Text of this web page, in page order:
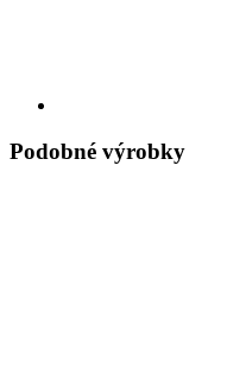
Podobné výrobky